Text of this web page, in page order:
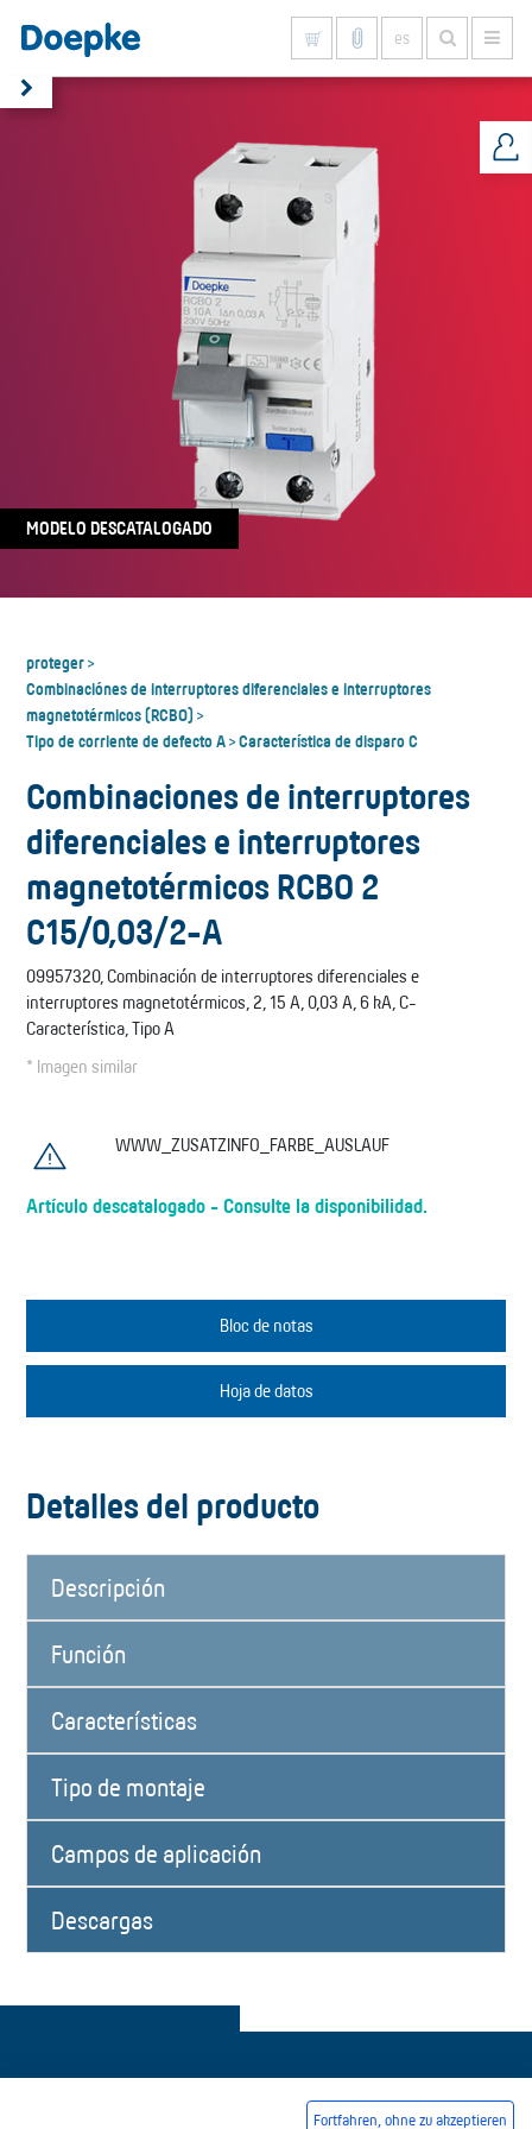
es
MODELO DESCATALOGADO
proteger>
Combinaciónes de interruptores diferenciales e interruptores
magnetotérmicos (RCBO) >
Tipo de corriente de defecto A>Característica de disparo C
Combinaciones de interruptores
diferenciales e interruptores
magnetotérmicos RCBO 2
C15/0,03/2-A
09957320, Combinación de interruptores diferenciales e
interruptores magnetotérmicos, 2, 15 A, 0,03 A, 6 kA, C-
Característica, Tipo A
* Imagen similar
WWW_ZUSATZINFO_FARBE_AUSLAUF
Artículo descatalogado - Consulte la disponibilidad.
Bloc de notas
Hoja de datos
Detalles del producto
Descripción
Función
Características
Tipo de montaje
Campos de aplicación
Descargas
Fortfahren, ohne zu akzeptieren